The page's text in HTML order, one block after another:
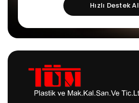
Hızlı Destek Al